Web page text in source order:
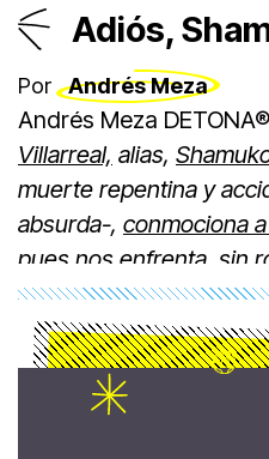
Adiós,
Por Andrés Meza
Andrés Meza DETONA®
Villarreal, alias,
muerte repentina y
absurda-, conmociona
pues nos enfrenta, sin
vulnerabilidad del ser.